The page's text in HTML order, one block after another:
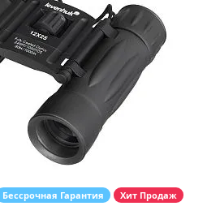
Бессрочная Гарантия Хит Продаж